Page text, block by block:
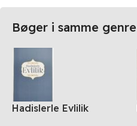
Bøger i samme genre
Hadislerle Evlilik